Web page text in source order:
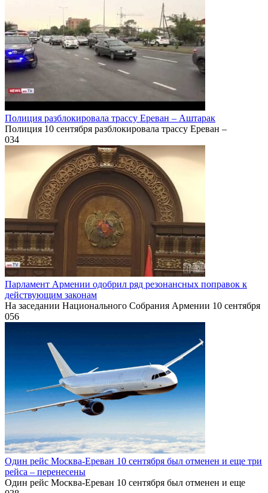
Полиция разблокировала трассу Ереван – Аштарак
Полиция 10 сентября разблокировала трассу Ереван –
034
Парламент Армении одобрил ряд резонансных поправок к
действующим законам
На заседании Национального Собрания Армении 10 сентября
056
Один рейс Москва-Ереван 10 сентября был отменен и еще три
рейса – перенесены
Один рейс Москва-Ереван 10 сентября был отменен и еще